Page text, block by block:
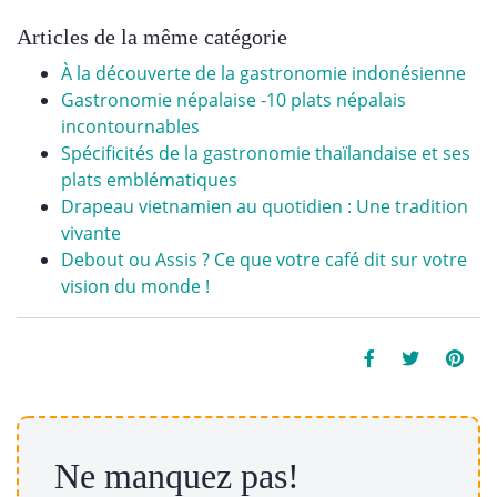
Articles de la même catégorie
À la découverte de la gastronomie indonésienne
Gastronomie népalaise -10 plats népalais
incontournables
Spécificités de la gastronomie thaïlandaise et ses
plats emblématiques
Drapeau vietnamien au quotidien : Une tradition
vivante
Debout ou Assis ? Ce que votre café dit sur votre
vision du monde !
Ne manquez pas!